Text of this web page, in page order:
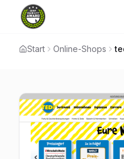
Start Online-Shops